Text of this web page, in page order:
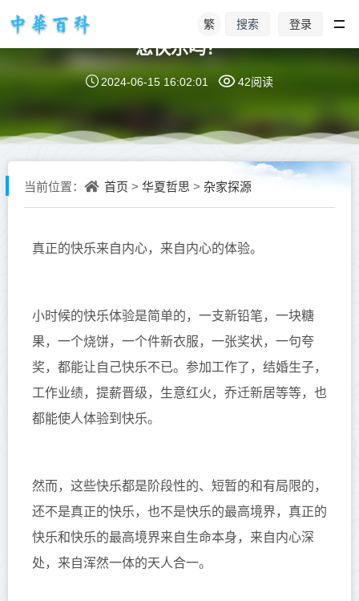
繁 搜索 登录
您快乐吗？
2024-06-15 16:02:01 42阅读
当前位置： 首页 > 华夏哲思 > 杂家探源
真正的快乐来自内心，来自内心的体验。
小时候的快乐体验是简单的，一支新铅笔，一块糖
果，一个烧饼，一个件新衣服，一张奖状，一句夸
奖，都能让自己快乐不已。参加工作了，结婚生子，
工作业绩，提薪晋级，生意红火，乔迁新居等等，也
都能使人体验到快乐。
然而，这些快乐都是阶段性的、短暂的和有局限的，
还不是真正的快乐，也不是快乐的最高境界，真正的
快乐和快乐的最高境界来自生命本身，来自内心深
处，来自浑然一体的天人合一。